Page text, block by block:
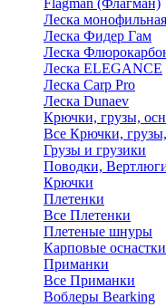
Flagman (Флагман)
Леска монофильная
Леска Фидер Гам
Леска
Леска ELEGANCE
Леска Carp Pro
Леска Dunaev
Крючки, грузы,
Все Крючки, грузы,
Грузы и грузики
Поводки,
Крючки
Плетенки
Все Плетенки
Плетеные шнуры
Карповые оснастки
Приманки
Все Приманки
Воблеры Bearking